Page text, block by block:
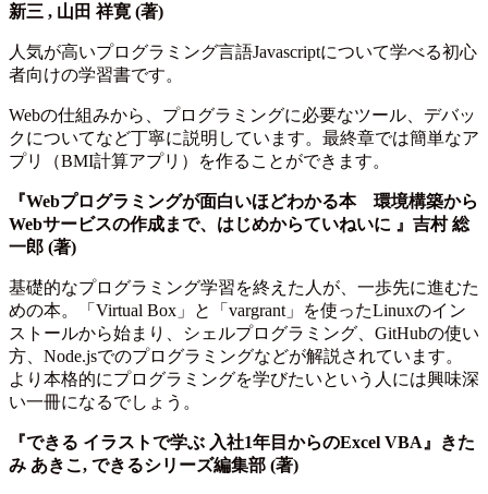
新三 , 山田 祥寛 (著)
人気が高いプログラミング言語Javascriptについて学べる初心
者向けの学習書です。
Webの仕組みから、プログラミングに必要なツール、デバッ
クについてなど丁寧に説明しています。最終章では簡単なア
プリ（BMI計算アプリ）を作ることができます。
『Webプログラミングが面白いほどわかる本 環境構築から
Webサービスの作成まで、はじめからていねいに 』吉村 総
一郎 (著)
基礎的なプログラミング学習を終えた人が、一歩先に進むた
めの本。「Virtual Box」と「vargrant」を使ったLinuxのイン
ストールから始まり、シェルプログラミング、GitHubの使い
方、Node.jsでのプログラミングなどが解説されています。
より本格的にプログラミングを学びたいという人には興味深
い一冊になるでしょう。
『できる イラストで学ぶ 入社1年目からのExcel VBA』きた
み あきこ, できるシリーズ編集部 (著)